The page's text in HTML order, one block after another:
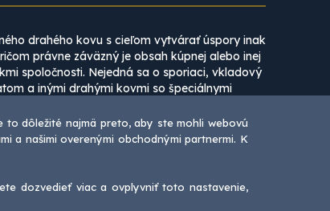
drahého kovu s cieľom vytvárať úspory inak
právne záväzný je obsah kúpnej alebo inej
spoločnosti. Nejedná sa o sporiaci, vkladový
a inými drahými kovmi so špeciálnymi
ako subjektívne názory zamestnancov
k vzniku právneho vzťahu medzi vami
to dôležité najmä preto, aby ste mohli webovú
a našimi overenými obchodnými partnermi. K
dozvedieť viac a ovplyvniť toto nastavenie,